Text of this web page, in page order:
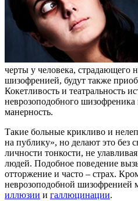
черты у человека, страдающего
шизофренией, будут также
Кокетливость и театральность
неврозоподобного шизофреника
манерность.
Такие больные крикливо и
на публику», но делают это без
личности тонкости, не
людей. Подобное поведение
отторжение и часто – страх.
неврозоподобной шизофренией
иллюзии и галлюцинации.